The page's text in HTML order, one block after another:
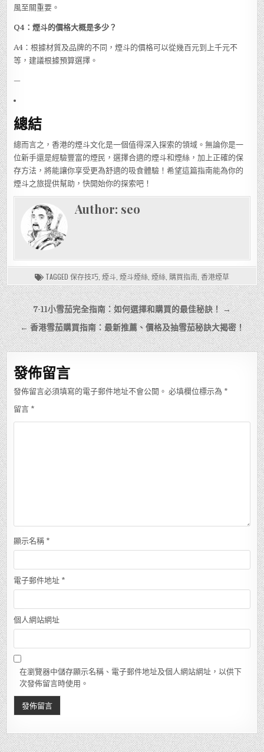
風至關重要。
Q4：煙斗的價格大概是多少？
A4：根據材質及品牌的不同，煙斗的價格可以從幾百元到上千元不
等，建議根據預算選擇。
—
總結
總而言之，香港的煙斗文化是一個值得深入探索的領域。無論你是一
位新手還是經驗豐富的煙民，選擇合適的煙斗和煙絲，加上正確的保
存方法，將能讓你享受更為舒適的吸食體驗！希望這篇指南能為你的
煙斗之旅提供幫助，快開始你的探索吧！
Author: seo
TAGGED 保存技巧 煙斗 煙斗煙絲 煙絲 購買指南 香港煙草
文
章
導
覽
7-11小雪茄完全指南：如何選擇和購買的最佳秘訣！ →
← 香港雪茄購買指南：最新推薦、價格及抽雪茄秘訣大揭密！
發佈留言
發佈留言必須填寫的電子郵件地址不會公開。 必填欄位標示為 *
留言 *
顯示名稱 *
電子郵件地址 *
個人網站網址
在瀏覽器中儲存顯示名稱、電子郵件地址及個人網站網址，以供下
次發佈留言時使用。